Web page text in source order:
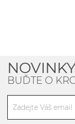
BUĎTE O